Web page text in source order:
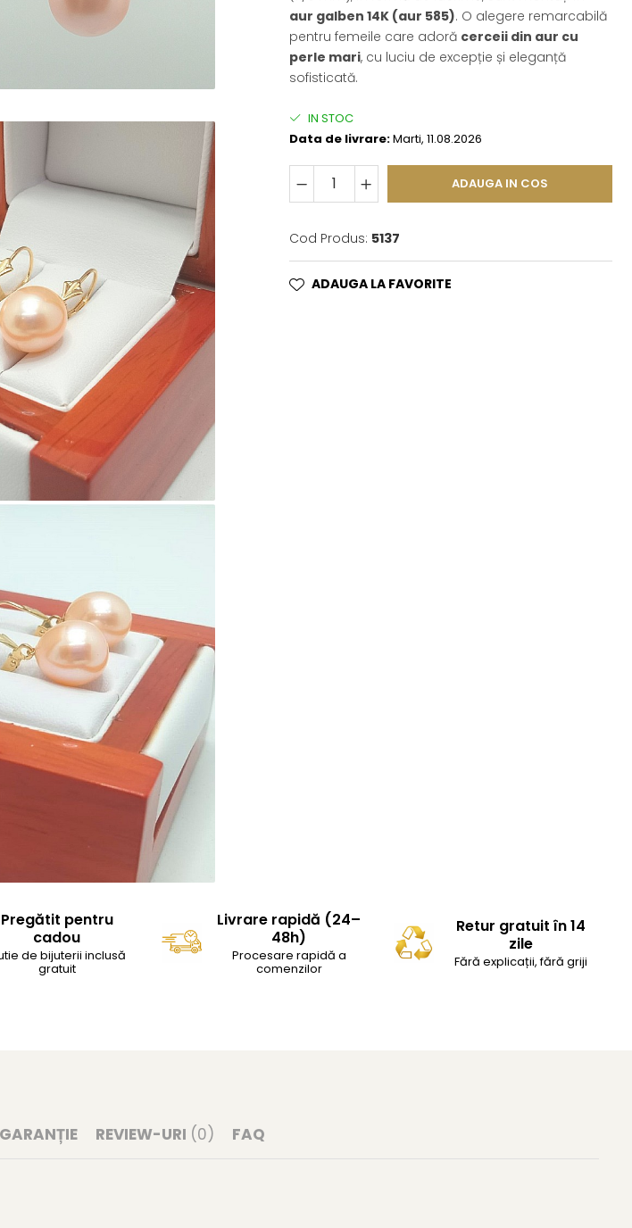
aur galben 14K (aur 585). O alegere remarcabilă
pentru femeile care adoră cerceii din aur cu
perle mari, cu luciu de excepție și eleganță
sofisticată.
IN STOC
Data de livrare:Marti, 11.08.2026
ADAUGA IN COS
Cod Produs: 5137
ADAUGA LA FAVORITE
Pregătit pentru
cadou
de bijuterii inclusă
gratuit
Livrare rapidă (24–
48h)
Procesare rapidă a
comenzilor
Retur gratuit în 14
zile
Fără explicații, fără griji
REVIEW-URI (0) FAQ